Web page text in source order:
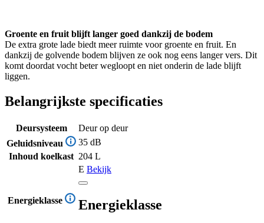
Groente en fruit blijft langer goed dankzij de bodem
De extra grote lade biedt meer ruimte voor groente en fruit. En
dankzij de golvende bodem blijven ze ook nog eens langer vers. Dit
komt doordat vocht beter wegloopt en niet onderin de lade blijft
liggen.
Belangrijkste specificaties
Deursysteem
Deur op deur
Geluidsniveau
35 dB
Inhoud koelkast 204 L
Energieklasse
E Bekijk
Energieklasse